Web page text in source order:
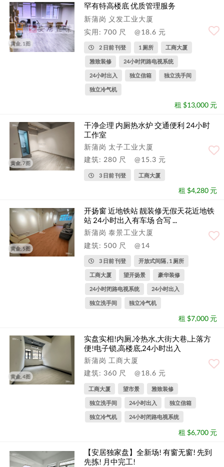
黄金, 1图
罕有特高楼底 优质管理服务
新蒲岗 义发工业大厦
实用: 700 尺
@18.6 元
2 日前 刊登 1 厕所 工商大厦
雅致装修 24小时闭路电视系统
24小时出入 独立信箱 独立洗手间
独立冷气机
租 $13,000 元
黄金, 7图
干净企理 内厕热水炉 交通便利 24小时
工作室
新蒲岗 太子工业大厦
建筑: 280 尺
@15.3 元
3 日前 刊登 工商大厦
租 $4,280 元
黄金, 5图
开扬窗 近地铁站 靓装修无假天花近地铁
站 24小时出入有车场 合写 ...
新蒲岗 泰景工业大厦
建筑: 500 尺
@14
3 日前 刊登 开放式间隔 , 1 厕所
工商大厦 望开扬景 豪华装修
24小时闭路电视系统 24小时出入
独立洗手间 独立冷气机
租 $7,000 元
黄金, 4图
实盘实相!内厕,冷热水,大街大巷,上落方
便!电子锁,高楼底,24小时出入
新蒲岗 工商大厦
建筑: 360 尺
@18.6 元
工商大厦 望市景 雅致装修
独立洗手间 24小时出入 独立信箱
独立冷气机 24小时闭路电视系统
租 $6,700 元
【安居独家盘】全新场! 有窗无窗! 先到
先拣! 月中完工!